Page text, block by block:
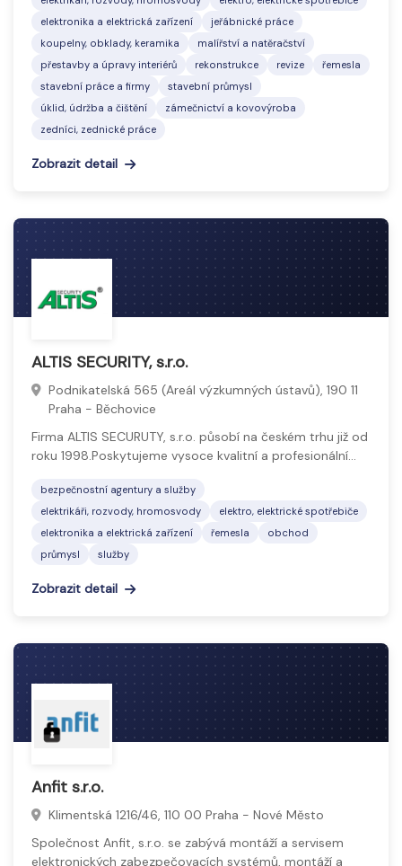
elektronika a elektrická zařízení
jeřábnické práce
koupelny, obklady, keramika
malířství a natěračství
přestavby a úpravy interiérů
rekonstrukce revize
řemesla
stavební práce a firmy
stavební průmysl
úklid, údržba a čištění
zámečnictví a kovovýroba
zedníci, zednické práce
Zobrazit detail
ALTIS SECURITY, s.r.o.
Podnikatelská 565 (Areál výzkumných ústavů), 190 11
Praha - Běchovice
Firma ALTIS SECURUTY, s.r.o. působí na českém trhu již od
roku 1998.Poskytujeme vysoce kvalitní a profesionální…
bezpečnostní agentury a služby
elektrikáři, rozvody, hromosvody
elektro, elektrické spotřebiče
elektronika a elektrická zařízení
řemesla
obchod
průmysl
služby
Zobrazit detail
Anfit s.r.o.
Klimentská 1216/46, 110 00 Praha - Nové Město
Společnost Anfit, s.r.o. se zabývá montáží a servisem
elektronických zabezpečovacích systémů, montáží a